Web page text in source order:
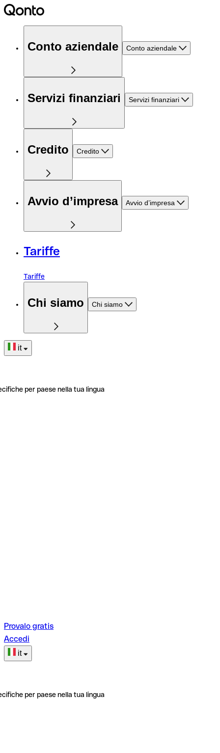
Conto aziendale Conto aziendale
Servizi finanziari Servizi finanziari
Credito Credito
Avvio d’impresa Avvio d’impresa
Tariffe
Tariffe
Chi siamo Chi siamo
it
per paese nella tua lingua
Provalo gratis
Accedi
it
per paese nella tua lingua